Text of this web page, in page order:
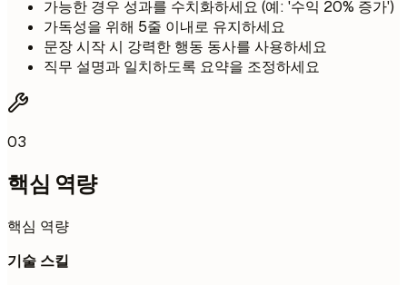
가능한 경우 성과를 수치화하세요 (예: '수익 20% 증가')
가독성을 위해 5줄 이내로 유지하세요
문장 시작 시 강력한 행동 동사를 사용하세요
직무 설명과 일치하도록 요약을 조정하세요
03
핵심 역량
핵심 역량
기술 스킬